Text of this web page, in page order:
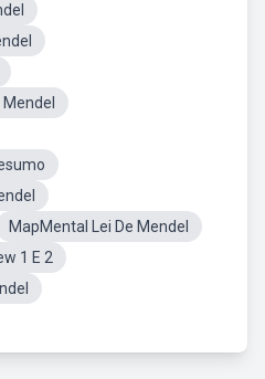
MapMental Lei De Mendel
1 E 2